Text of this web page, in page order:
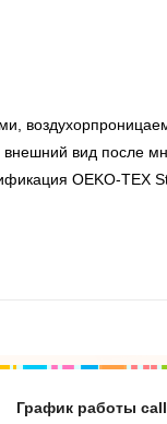
вид после
OEKO-TEX
График работы